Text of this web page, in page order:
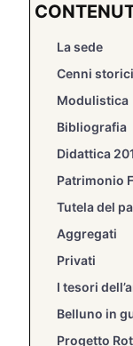
La sede
Cenni storici
Modulistica
Bibliografia
Didattica
Patrimonio
Tutela del
Aggregati
Privati
I tesori
Belluno in
Progetto